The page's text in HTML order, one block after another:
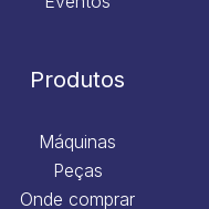
Produtos
Máquinas
Peças
Onde comprar